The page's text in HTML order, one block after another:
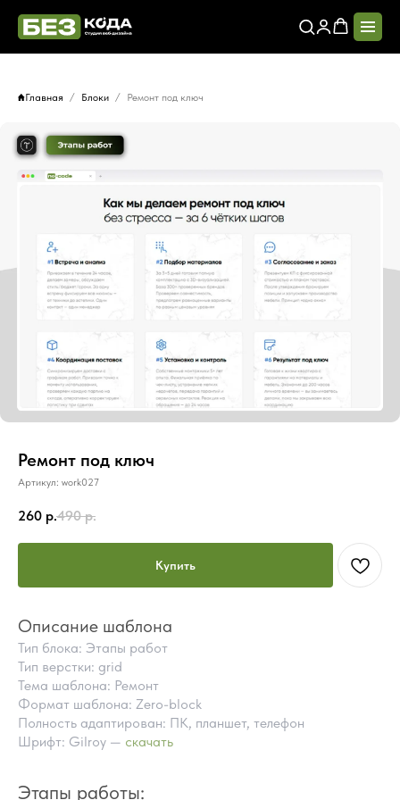
Главная Блоки Ремонт под ключ
Ремонт под ключ
Артикул: work027
260 р.490 р.
Купить
Описание шаблона
Тип блока: Этапы работ
Тип верстки: grid
Тема шаблона: Ремонт
Формат шаблона: Zero-block
Полность адаптирован: ПК, планшет, телефон
Шрифт: Gilroy — скачать
Этапы работы:
ПОЧЕМУ СТОИТ КУПИТЬ
ВМЕСТО ЗАКАЗА